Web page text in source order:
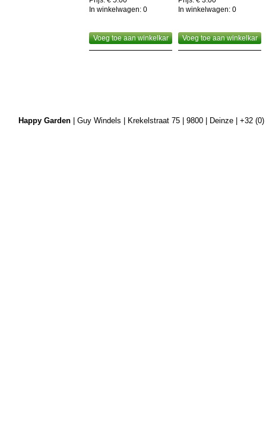
In winkelwagen: 0
Voeg toe aan winkelkar
In winkelwagen: 0
Voeg toe aan winkelkar
Happy Garden| Guy Windels | Krekelstraat 75 | 9800 | Deinze | +32